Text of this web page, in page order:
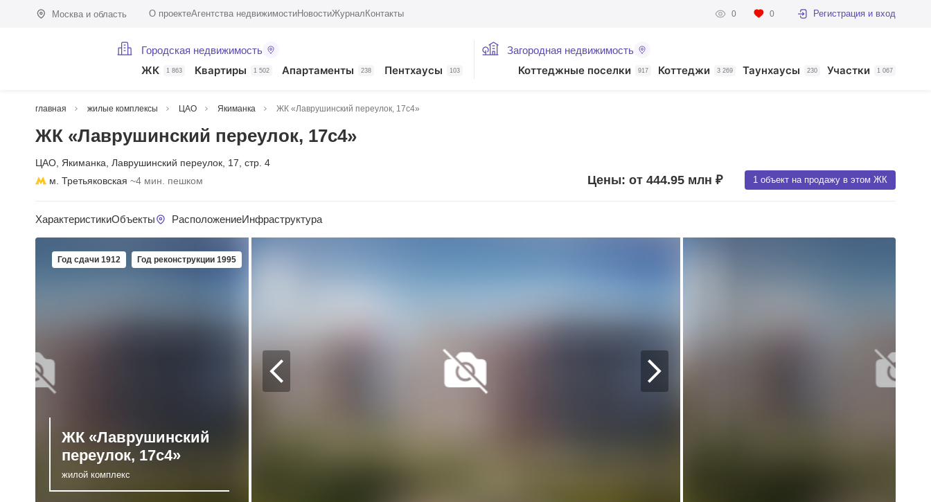
Москва и область О проектеАгентства недвижимостиНовостиЖурнал Контакты 0 0 Регистрация и вход
Городская недвижимость
ЖК 1 863 Квартиры 1 502 Апартаменты 238 Пентхаусы 103
Загородная недвижимость
Коттеджные поселки 917 Коттеджи 3 269 Таунхаусы 230 Участки 1 067
главная жилые комплексы ЦАО Якиманка ЖК «Лаврушинский переулок, 17с4»
ЖК «Лаврушинский переулок, 17с4»
ЦАО Якиманка Лаврушинский переулок 17 стр. 4
м. Третьяковская ~4 мин. пешком 1 объект на продажу в этом ЖК
Цены: от 444.95 млн ₽
ХарактеристикиОбъекты РасположениеИнфраструктура
Год сдачи 1912 Год реконструкции 1995
ЖК «Лаврушинский
переулок, 17с4»
жилой комплекс